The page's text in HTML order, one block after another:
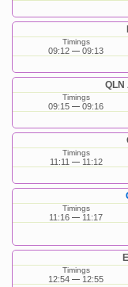
Timings
09:12 09:13
QLN
Timings
09:15 09:16
Timings
11:11 11:12
Timings
11:16 11:17
Timings
12:54 12:55